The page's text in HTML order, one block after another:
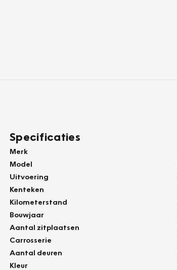
Specificaties
Merk
Model
Uitvoering
Kenteken
Kilometerstand
Bouwjaar
Aantal zitplaatsen
Carrosserie
Aantal deuren
Kleur